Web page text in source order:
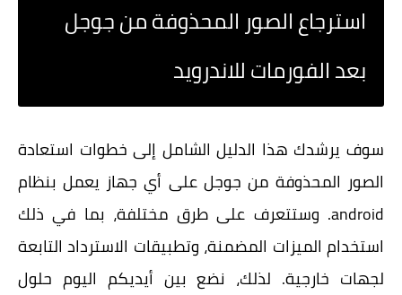
استرجاع الصور المحذوفة من جوجل
بعد الفورمات للاندرويد
سوف يرشدك هذا الدليل الشامل إلى خطوات استعادة
الصور المحذوفة من جوجل على أي جهاز يعمل بنظام
android. وستتعرف على طرق مختلفة، بما في ذلك
استخدام الميزات المضمنة، وتطبيقات الاسترداد التابعة
لجهات خارجية. لذلك، نضع بين أيديكم اليوم حلول